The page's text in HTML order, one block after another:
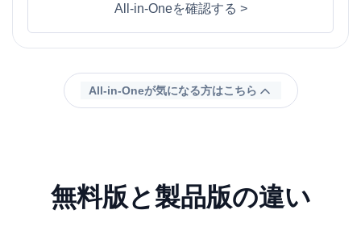
All-in-Oneを確認する >
All-in-Oneが気になる方はこちら
無料版と製品版の違い